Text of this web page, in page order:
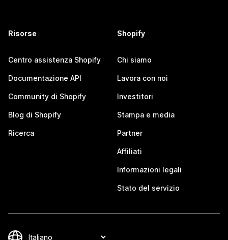
Risorse
Centro assistenza Shopify
Documentazione API
Community di Shopify
Blog di Shopify
Ricerca
Shopify
Chi siamo
Lavora con noi
Investitori
Stampa e media
Partner
Affiliati
Informazioni legali
Stato del servizio